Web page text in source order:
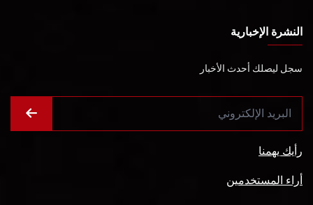
النشرة الإخبارية
سجل ليصلك أحدث الأخبار
رأيك يهمنا
أراء المستخدمين